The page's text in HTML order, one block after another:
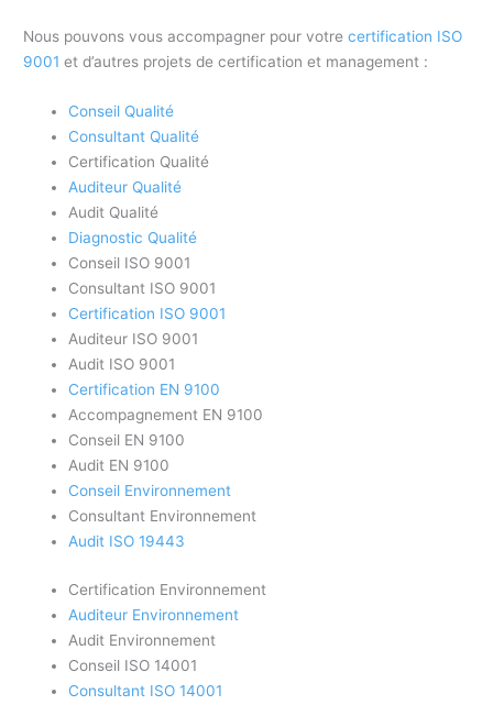
Nous pouvons vous accompagner pour votrecertification ISO
9001 et d’autres projets de certification et management :
Conseil Qualité
Consultant Qualité
Certification Qualité
Auditeur Qualité
Audit Qualité
Diagnostic Qualité
Conseil ISO 9001
Consultant ISO 9001
Certification ISO 9001
Auditeur ISO 9001
Audit ISO 9001
Certification EN 9100
Accompagnement EN 9100
Conseil EN 9100
Audit EN 9100
Conseil Environnement
Consultant Environnement
Audit ISO 19443
Certification Environnement
Auditeur Environnement
Audit Environnement
Conseil ISO 14001
Consultant ISO 14001